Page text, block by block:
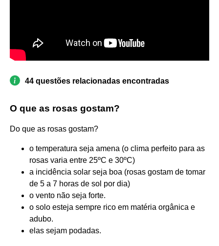
44 questões relacionadas encontradas
O que as rosas gostam?
Do que as rosas gostam?
o temperatura seja amena (o clima perfeito para as
rosas varia entre 25ºC e 30ºC)
a incidência solar seja boa (rosas gostam de tomar
de 5 a 7 horas de sol por dia)
o vento não seja forte.
o solo esteja sempre rico em matéria orgânica e
adubo.
elas sejam podadas.